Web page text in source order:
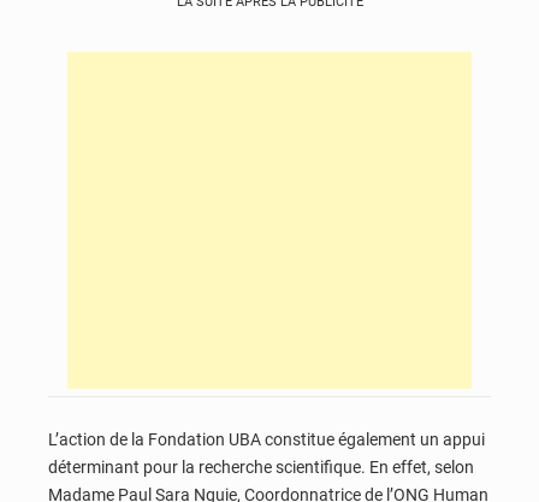
L’action de la Fondation UBA constitue également un appui
déterminant pour la recherche scientifique. En effet, selon
Madame Paul Sara Nguie, Coordonnatrice de l’ONG Human